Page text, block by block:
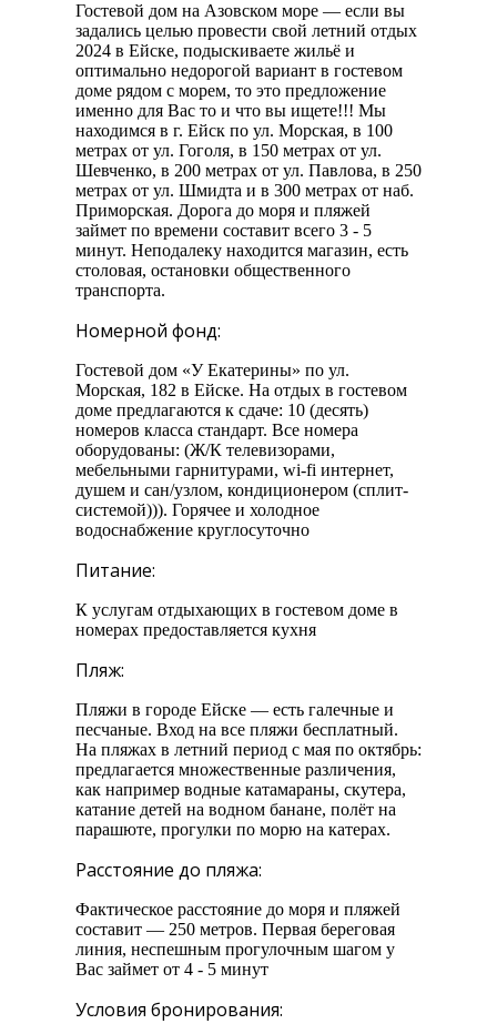
Гостевой дом на Азовском море — если вы
задались целью провести свой летний отдых
2024 в Ейске, подыскиваете жильё и
оптимально недорогой вариант в гостевом
доме рядом с морем, то это предложение
именно для Вас то и что вы ищете!!! Мы
находимся в г. Ейск по ул. Морская, в 100
метрах от ул. Гоголя, в 150 метрах от ул.
Шевченко, в 200 метрах от ул. Павлова, в 250
метрах от ул. Шмидта и в 300 метрах от наб.
Приморская. Дорога до моря и пляжей
займет по времени составит всего 3 - 5
минут. Неподалеку находится магазин, есть
столовая, остановки общественного
транспорта.
Номерной фонд:
Гостевой дом «У Екатерины» по ул.
Морская, 182 в Ейске. На отдых в гостевом
доме предлагаются к сдаче: 10 (десять)
номеров класса стандарт. Все номера
оборудованы: (Ж/К телевизорами,
мебельными гарнитурами, wi-fi интернет,
душем и сан/узлом, кондиционером (сплит-
системой))). Горячее и холодное
водоснабжение круглосуточно
Питание:
К услугам отдыхающих в гостевом доме в
номерах предоставляется кухня
Пляж:
Пляжи в городе Ейске — есть галечные и
песчаные. Вход на все пляжи бесплатный.
На пляжах в летний период с мая по октябрь:
предлагается множественные различения,
как например водные катамараны, скутера,
катание детей на водном банане, полёт на
парашюте, прогулки по морю на катерах.
Расстояние до пляжа:
Фактическое расстояние до моря и пляжей
составит — 250 метров. Первая береговая
линия, неспешным прогулочным шагом у
Вас займет от 4 - 5 минут
Условия бронирования: